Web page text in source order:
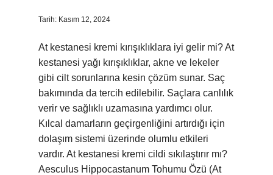
Tarih: Kasım 12, 2024
At kestanesi kremi kırışıklıklara iyi gelir mi? At
kestanesi yağı kırışıklıklar, akne ve lekeler
gibi cilt sorunlarına kesin çözüm sunar. Saç
bakımında da tercih edilebilir. Saçlara canlılık
verir ve sağlıklı uzamasına yardımcı olur.
Kılcal damarların geçirgenliğini artırdığı için
dolaşım sistemi üzerinde olumlu etkileri
vardır. At kestanesi kremi cildi sıkılaştırır mı?
Aesculus Hippocastanum Tohumu Özü (At